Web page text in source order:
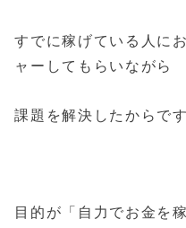
すでに稼げている人に
ャーしてもらいながら
課題を解決したからです
目的が「自力でお金を